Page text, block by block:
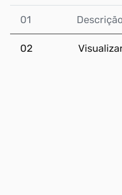
01
02